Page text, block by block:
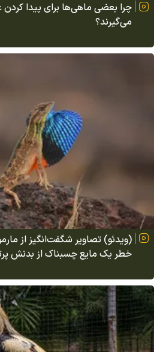
چرا بعضی ماهی‌ها برای پیدا کردن
می‌گیرند؟
(ویدئو) تصاویر شگفت‌انگیز از
خطر یک مایع چسبناک از بدنش